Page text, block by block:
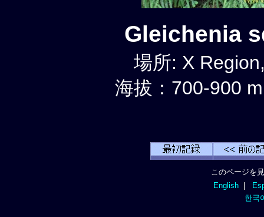
Gleichenia
場所: X
海拔：700-900
このページを
English|
한국